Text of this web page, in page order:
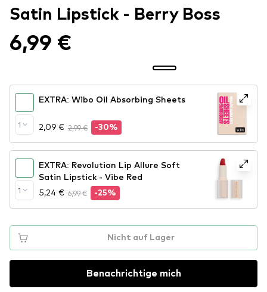
Satin Lipstick - Berry Boss
6,99 €
1
EXTRA: Wibo Oil Absorbing Sheets
2,09 € 2,99 € -30%
1
EXTRA: Revolution Lip Allure Soft
Satin Lipstick - Vibe Red
5,24 € 6,99 € -25%
Nicht auf Lager
Benachrichtige mich